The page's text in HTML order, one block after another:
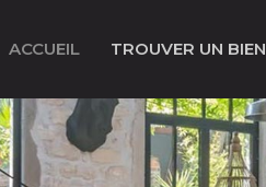
ACCUEIL TROUVER UN BIEN